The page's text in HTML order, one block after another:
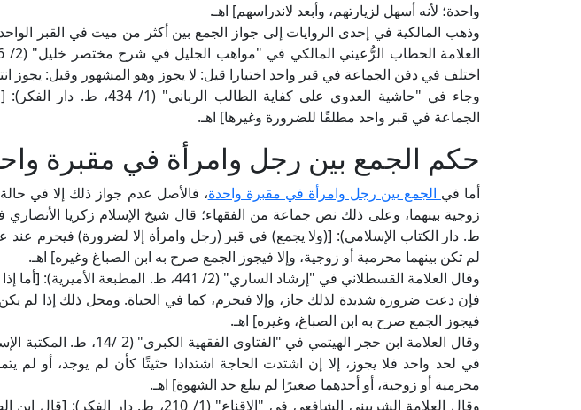
واحدة؛ لأنه أسهل لزيارتهم، وأبعد لاندراسهم] اهـ.
وذهب المالكية في إحدى الروايات إلى جواز الجمع بين أكثر من ميت في القبر
اختلف في دفن الجماعة في قبر واحد اختيارا قيل: لا يجوز وهو المشهور وقيل: يجوز
وجاء في "حاشية العدوي على كفاية
الجماعة في قبر واحد مطلقًا للضرورة وغيرها] اهـ.
حكم الجمع بين رجل وامرأة في مقبرة
أما في الجمع بين رجل وامرأة في مقبرة واحدة، فالأصل عدم جواز ذلك إلا في
ط. دار الكتاب الإسلامي): [(ولا يجمع) في قبر (رجل وامرأة إلا لضرورة) فيحرم عند
لم تكن بينهما محرمية أو زوجية، وإلا فيجوز الجمع صرح به ابن الصباغ وغيره] اهـ.
وقال العلامة القسطلاني في "إرشاد الساري" (2/ 441، ط.
فإن دعت ضرورة شديدة لذلك جاز، وإلا فيحرم، كما في الحياة. ومحل ذلك إذا لم يكن
فيجوز الجمع صرح به ابن الصباغ، وغيره] اهـ.
وقال العلامة ابن حجر الهيتمي في
في لحد واحد فلا يجوز، إلا إن اشتدت الحاجة اشتدادا حثيثًا كأن لم يوجد، أو لم
محرمية أو زوجية، أو أحدهما صغيرًا لم يبلغ حد الشهوة] اهـ.
وقال العلامة الشربيني الشافعي في "الإقناع" (1/